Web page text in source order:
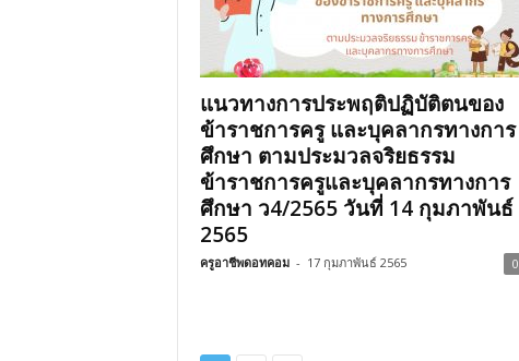
แนวทางการประพฤติปฏิบัติตนของ
ข้าราชการครู และบุคลากรทางการ
ศึกษา ตามประมวลจริยธรรม
ข้าราชการครูและบุคลากรทางการ
ศึกษา ว4/2565 วันที่ 14 กุมภาพันธ์
2565
ครูอาชีพดอทคอม - 17 กุมภาพันธ์ 2565 0